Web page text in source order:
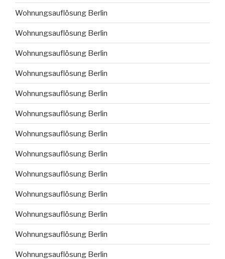
Wohnungsauflösung Berlin
Wohnungsauflösung Berlin
Wohnungsauflösung Berlin
Wohnungsauflösung Berlin
Wohnungsauflösung Berlin
Wohnungsauflösung Berlin
Wohnungsauflösung Berlin
Wohnungsauflösung Berlin
Wohnungsauflösung Berlin
Wohnungsauflösung Berlin
Wohnungsauflösung Berlin
Wohnungsauflösung Berlin
Wohnungsauflösung Berlin